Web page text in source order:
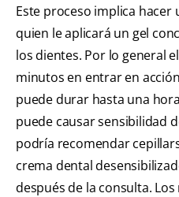
Este proceso implica hacer
quien le aplicará un gel
los dientes. Por lo general
minutos en entrar en
puede durar hasta una
puede causar sensibilidad
podría recomendar
crema dental
después de la consulta.